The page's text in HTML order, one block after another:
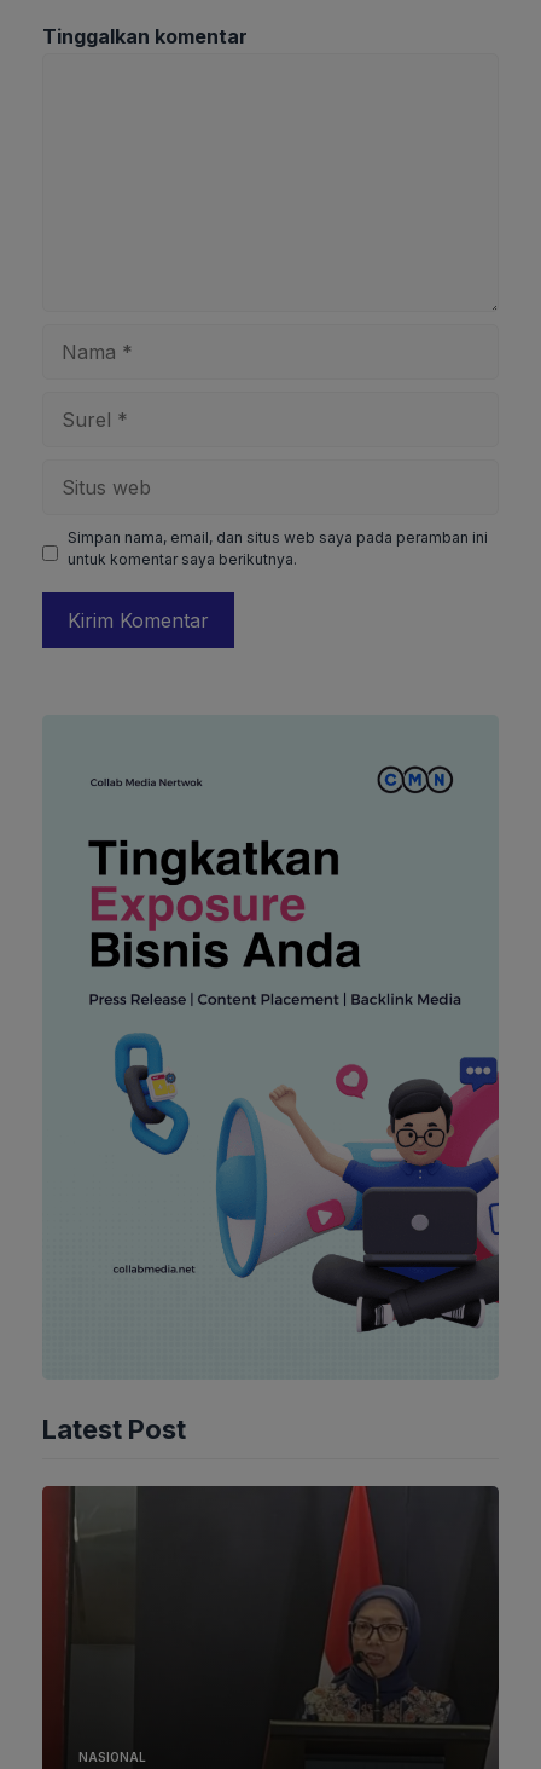
Tinggalkan komentar
Simpan nama, email, dan situs web saya pada peramban ini
untuk komentar saya berikutnya.
Latest Post
NASIONAL